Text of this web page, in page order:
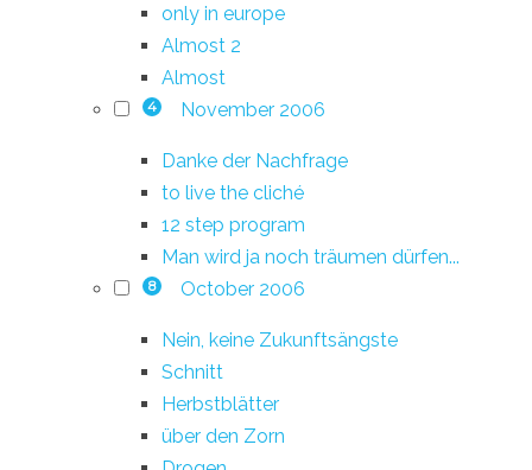
only in europe
Almost 2
Almost
4 November 2006
Danke der Nachfrage
to live the cliché
12 step program
Man wird ja noch träumen dürfen...
8 October 2006
Nein, keine Zukunftsängste
Schnitt
Herbstblätter
über den Zorn